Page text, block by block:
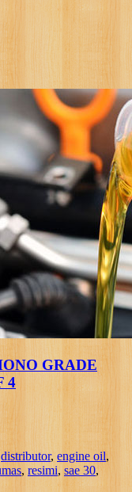
GRADE
4
distributor, engine oil,
, resimi, sae 30,